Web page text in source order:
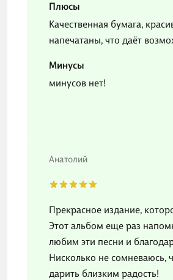
Плюсы
Качественная бумага,
напечатаны, что даёт
Минусы
минусов нет!
Анатолий
Прекрасное издание,
Этот альбом еще раз
любим эти песни и
Нисколько не сомневаюсь,
дарить близким радость!